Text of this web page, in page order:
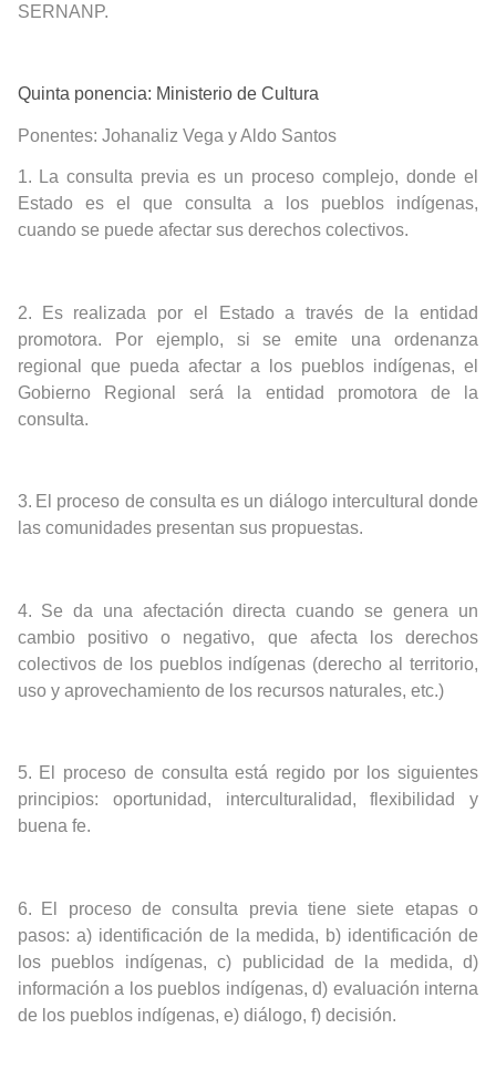
SERNANP.
Quinta ponencia: Ministerio de Cultura
Ponentes: Johanaliz Vega y Aldo Santos
1. La consulta previa es un proceso complejo, donde el
Estado es el que consulta a los pueblos indígenas,
cuando se puede afectar sus derechos colectivos.
2.
Es realizada por el Estado a través de la entidad
promotora. Por ejemplo, si se emite una ordenanza
regional que pueda afectar a los pueblos indígenas, el
Gobierno Regional será la entidad promotora de la
consulta.
3. El proceso de consulta es un diálogo intercultural donde
las comunidades presentan sus propuestas.
4. Se da una afectación directa cuando se genera un
cambio positivo o negativo, que afecta los derechos
colectivos de los pueblos indígenas (derecho al territorio,
uso y aprovechamiento de los recursos naturales, etc.)
5. El proceso de consulta está regido por los siguientes
principios: oportunidad, interculturalidad, flexibilidad y
buena fe.
6. El proceso de consulta previa tiene
siete etapas o
pasos: a) identificación de la medida, b) identificación de
los pueblos indígenas, c) publicidad de la medida, d)
información a los pueblos indígenas, d) evaluación interna
de los pueblos indígenas, e) diálogo, f) decisión.